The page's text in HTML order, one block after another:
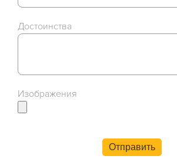
Достоинства
Изображения
Отправить